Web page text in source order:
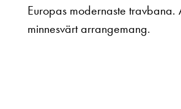
Europas modernaste travbana.
minnesvärt arrangemang.